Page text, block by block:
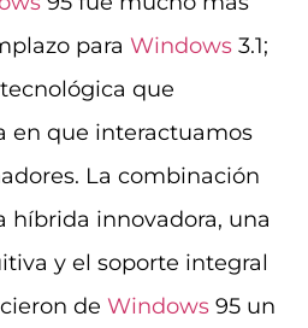
para Windows3.1;
que
en que interactuamos
La combinación
híbrida innovadora, una
y el soporte integral
de Windows95 un